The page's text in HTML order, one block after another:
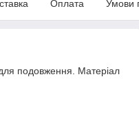
Оплата Умови
подовження. Матеріал